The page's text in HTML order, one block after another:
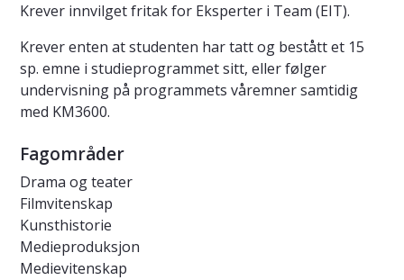
Krever innvilget fritak for Eksperter i Team (EIT).
Krever enten at studenten har tatt og bestått et 15
sp. emne i studieprogrammet sitt, eller følger
undervisning på programmets våremner samtidig
med KM3600.
Fagområder
Drama og teater
Filmvitenskap
Kunsthistorie
Medieproduksjon
Medievitenskap